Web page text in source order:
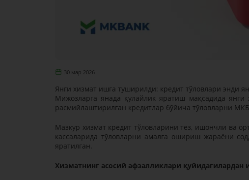
30 мар 2026
Янги хизмат ишга туширилди: кредит тўловлари энди
Мижозларга янада қулайлик яратиш мақсадида
расмийлаштирилган кредитлар бўйича тўловларни
Мазкур хизмат кредит тўловларини тез, ишончли ва
кассаларида тўловларни амалга ошириш жараёни
яратилган.
Хизматнинг асосий афзалликлари қуйидагилардан